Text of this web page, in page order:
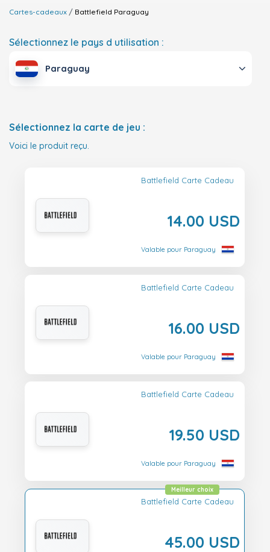
Cartes-cadeaux Battlefield Paraguay
Sélectionnez le pays d utilisation :
Paraguay
Sélectionnez la carte de jeu :
Voici le produit reçu.
Battlefield Carte Cadeau
14.00 USD
Valable pour Paraguay
Battlefield Carte Cadeau
16.00 USD
Valable pour Paraguay
Battlefield Carte Cadeau
19.50 USD
Valable pour Paraguay
Battlefield Carte Cadeau
45.00 USD
Meilleur choix